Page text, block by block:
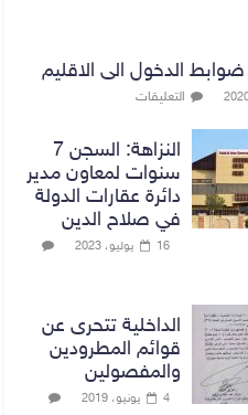
ضوابط الدخول الى الاقليم
التعليقات
النزاهة: السجن 7
سنوات لمعاون مدير
دائرة عقارات الدولة
في صلاح الدين
16 يوليو، 2023
الداخلية تتحرى عن
قوائم المطرودين
والمفصولين
4 يونيو، 2019